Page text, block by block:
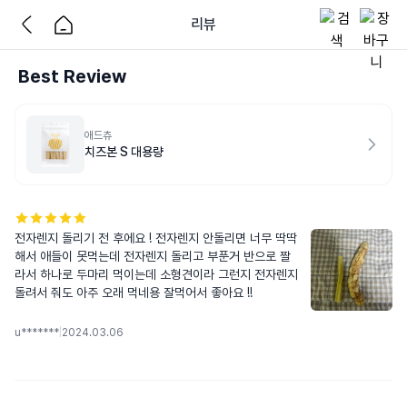
리뷰
Best Review
애드츄
치즈본 S 대용량
전자렌지 돌리기 전 후에요 ! 전자렌지 안돌리면 너무 딱딱
해서 애들이 못먹는데 전자렌지 돌리고 부푼거 반으로 짤
라서 하나로 두마리 먹이는데 소형견이라 그런지 전자렌지
돌려서 줘도 아주 오래 먹네용 잘먹어서 좋아요 !!
u******* 2024.03.06